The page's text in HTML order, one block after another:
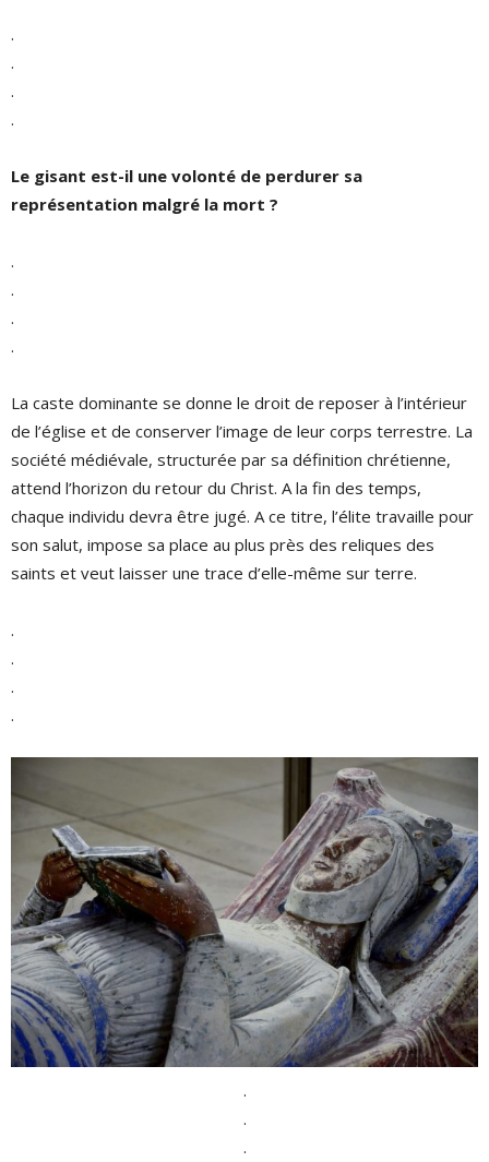
.
.
.
.
Le gisant est-il une volonté de perdurer sa
représentation malgré la mort ?
.
.
.
.
La caste dominante se donne le droit de reposer à l’intérieur
de l’église et de conserver l’image de leur corps terrestre. La
société médiévale, structurée par sa définition chrétienne,
attend l’horizon du retour du Christ. A la fin des temps,
chaque individu devra être jugé. A ce titre, l’élite travaille pour
son salut, impose sa place au plus près des reliques des
saints et veut laisser une trace d’elle-même sur terre.
.
.
.
.
.
.
.